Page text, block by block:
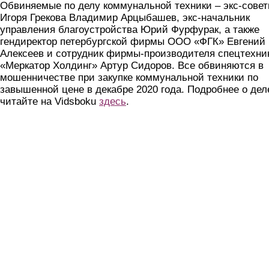
Обвиняемые по делу коммунальной техники – экс-
Игоря Грекова Владимир Арцыбашев, экс-начальник
управления благоустройства Юрий Фурфурак, а также
гендиректор петербургской фирмы ООО «ФГК» Евгений
Алексеев и сотрудник фирмы-производителя
«Меркатор Холдинг» Артур Сидоров. Все обвиняются в
мошенничестве при закупке коммунальной техники по
завышенной цене в декабре 2020 года. Подробнее о
читайте на Vidsboku здесь.